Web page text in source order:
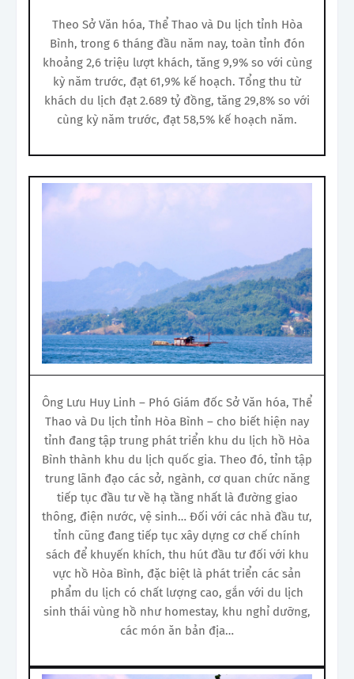
Theo Sở Văn hóa, Thể Thao và Du lịch tỉnh Hòa
Bình, trong 6 tháng đầu năm nay, toàn tỉnh đón
khoảng 2,6 triệu lượt khách, tăng 9,9% so với cùng
kỳ năm trước, đạt 61,9% kế hoạch. Tổng thu từ
khách du lịch đạt 2.689 tỷ đồng, tăng 29,8% so với
cùng kỳ năm trước, đạt 58,5% kế hoạch năm.
Ông Lưu Huy Linh – Phó Giám đốc Sở Văn hóa, Thể
Thao và Du lịch tỉnh Hòa Bình – cho biết hiện nay
tỉnh đang tập trung phát triển khu du lịch hồ Hòa
Bình thành khu du lịch quốc gia. Theo đó, tỉnh tập
trung lãnh đạo các sở, ngành, cơ quan chức năng
tiếp tục đầu tư về hạ tầng nhất là đường giao
thông, điện nước, vệ sinh… Đối với các nhà đầu tư,
tỉnh cũng đang tiếp tục xây dựng cơ chế chính
sách để khuyến khích, thu hút đầu tư đối với khu
vực hồ Hòa Bình, đặc biệt là phát triển các sản
phẩm du lịch có chất lượng cao, gắn với du lịch
sinh thái vùng hồ như homestay, khu nghỉ dưỡng,
các món ăn bản địa…